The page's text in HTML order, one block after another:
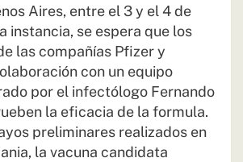
Aires, entre el 3 y el 4 de
instancia, se espera que los
las compañías Pfizer y
con un equipo
por el infectólogo Fernando
la eficacia de la formula.
preliminares realizados en
la vacuna candidata